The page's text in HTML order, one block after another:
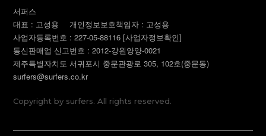
서퍼스
대표 : 고성용
개인정보보호책임자 : 고성용
사업자등록번호 : 227-05-88116[사업자정보확인]
통신판매업 신고번호 : 2012-강원양양-0021
제주특별자치도 서귀포시 중문관광로 305, 102호(중문동)
surfers@surfers.co.kr
Copyright by surfers. All rights reserved.